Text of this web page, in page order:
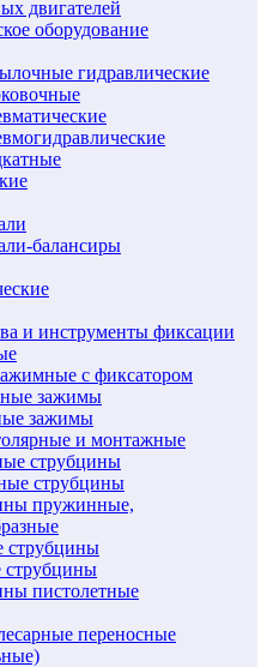
двигателей
оборудование
гидравлические
балансиры
и инструменты фиксации
с фиксатором
зажимы
зажимы
и монтажные
струбцины
струбцины
пружинные,
струбцины
струбцины
пистолетные
переносные